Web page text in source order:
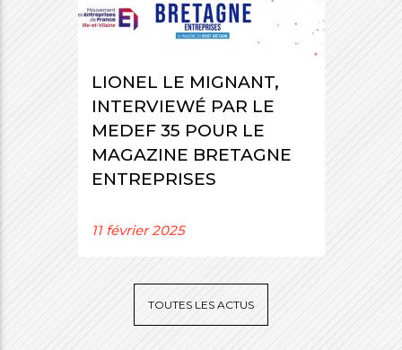
LIONEL LE MIGNANT,
INTERVIEWÉ PAR LE
MEDEF 35 POUR LE
MAGAZINE BRETAGNE
ENTREPRISES
11 février 2025
TOUTES LES ACTUS